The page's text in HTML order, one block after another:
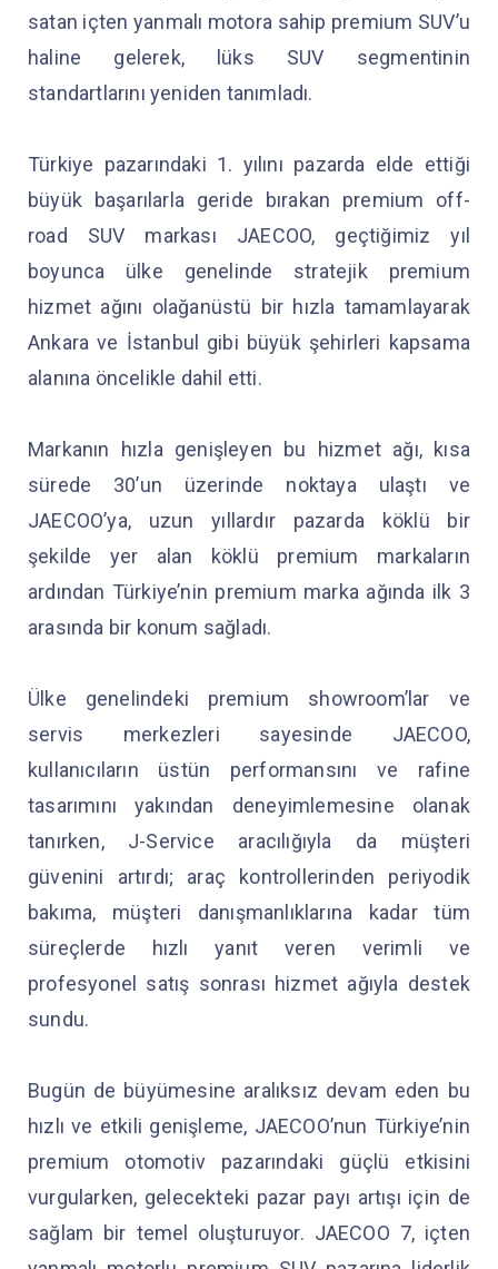
satan içten yanmalı motora sahip premium SUV’u
haline gelerek, lüks SUV segmentinin
standartlarını yeniden tanımladı.
Türkiye pazarındaki 1. yılını pazarda elde ettiği
büyük başarılarla geride bırakan premium off-
road SUV markası JAECOO, geçtiğimiz yıl
boyunca ülke genelinde stratejik premium
hizmet ağını olağanüstü bir hızla tamamlayarak
Ankara ve İstanbul gibi büyük şehirleri kapsama
alanına öncelikle dahil etti.
Markanın hızla genişleyen bu hizmet ağı, kısa
sürede 30’un üzerinde noktaya ulaştı ve
JAECOO’ya, uzun yıllardır pazarda köklü bir
şekilde yer alan köklü premium markaların
ardından Türkiye’nin premium marka ağında ilk 3
arasında bir konum sağladı.
Ülke genelindeki premium showroom’lar ve
servis merkezleri sayesinde JAECOO,
kullanıcıların üstün performansını ve rafine
tasarımını yakından deneyimlemesine olanak
tanırken, J-Service aracılığıyla da müşteri
güvenini artırdı; araç kontrollerinden periyodik
bakıma, müşteri danışmanlıklarına kadar tüm
süreçlerde hızlı yanıt veren verimli ve
profesyonel satış sonrası hizmet ağıyla destek
sundu.
Bugün de büyümesine aralıksız devam eden bu
hızlı ve etkili genişleme, JAECOO’nun Türkiye’nin
premium otomotiv pazarındaki güçlü etkisini
vurgularken, gelecekteki pazar payı artışı için de
sağlam bir temel oluşturuyor. JAECOO 7, içten